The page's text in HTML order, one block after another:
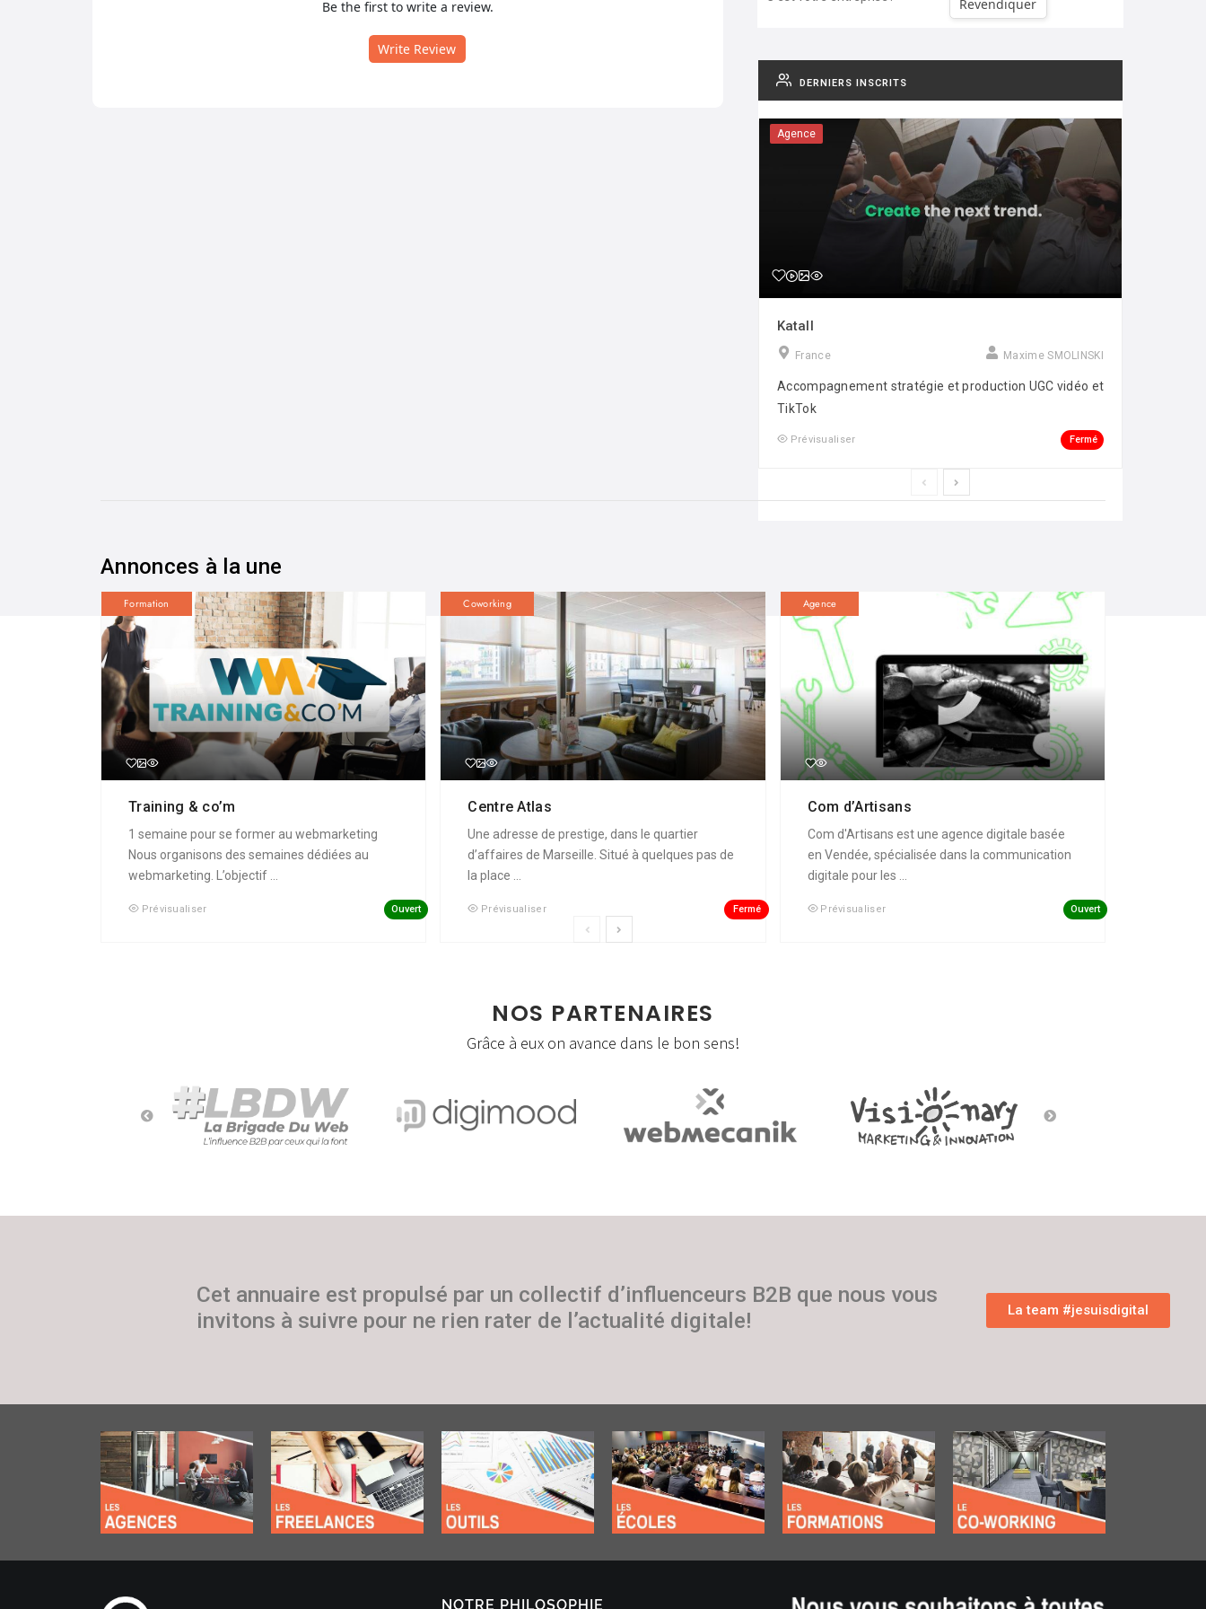
Be the first to write a review.
Write Review
Revendiquer
DERNIERS INSCRITS
Agence
Katall
France Maxime SMOLINSKI
Accompagnement stratégie et production UGC vidéo et
TikTok
Prévisualiser Fermé
Annonces à la une
Formation
Training & co’m
1 semaine pour se former au webmarketing
Nous organisons des semaines dédiées au
webmarketing. L’objectif ...
Prévisualiser Ouvert
Coworking
Centre Atlas
Une adresse de prestige, dans le quartier
d’affaires de Marseille. Situé à quelques pas de
la place ...
Prévisualiser Fermé
Agence
Com d’Artisans
Com d'Artisans est une agence digitale basée
en Vendée, spécialisée dans la communication
digitale pour les ...
Prévisualiser Ouvert
NOS PARTENAIRES
Grâce à eux on avance dans le bon sens!
Cet annuaire est propulsé par un collectif d’influenceurs B2B que nous vous
invitons à suivre pour ne rien rater de l’actualité digitale!
La team #jesuisdigital
NOTRE PHILOSOPHIE